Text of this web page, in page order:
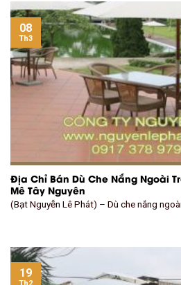
Địa Chỉ Bán Dù Che Nắng Ngoài
Mê Tây Nguyên
(Bạt Nguyễn Lê Phát) – Dù che nắng
08
Th3
19
Th2